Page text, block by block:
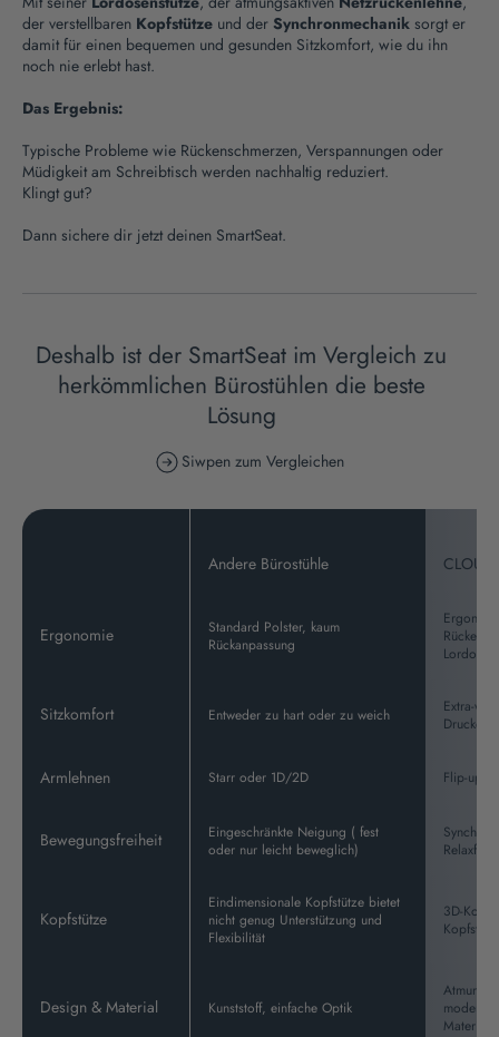
der verstellbaren Kopfstütze und der Synchronmechanik sorgt er
damit für einen bequemen und gesunden Sitzkomfort, wie du ihn
noch nie erlebt hast.
Das Ergebnis:
Typische Probleme wie Rückenschmerzen, Verspannungen oder
Müdigkeit am Schreibtisch werden nachhaltig reduziert.
Klingt gut?
Dann sichere dir jetzt deinen SmartSeat.
Deshalb ist der SmartSeat im Vergleich zu
herkömmlichen Bürostühlen die beste
Lösung
Siwpen zum Vergleichen
Andere Bürostühle
Ergonomie
Standard Polster, kaum
Rückanpassung
Sitzkomfort Entweder zu hart oder zu weich
Extra-
Armlehnen Starr oder 1D/2D Flip-up
Bewegungsfreiheit
Eingeschränkte Neigung ( fest
oder nur leicht beweglich)
Kopfstütze
Eindimensionale Kopfstütze bietet
nicht genug Unterstützung und
Flexibilität
3D-
Design & Material Kunststoff, einfache Optik